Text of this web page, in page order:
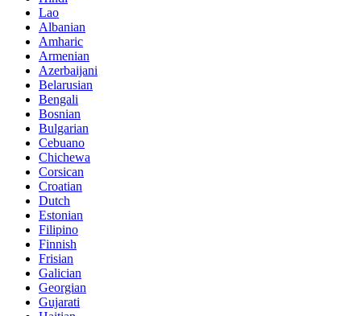
Lao
Albanian
Amharic
Armenian
Azerbaijani
Belarusian
Bengali
Bosnian
Bulgarian
Cebuano
Chichewa
Corsican
Croatian
Dutch
Estonian
Filipino
Finnish
Frisian
Galician
Georgian
Gujarati